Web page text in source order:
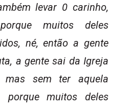
levar 0 carinho,
muitos deles
né, então a gente
a gente sai da Igreja
mas sem ter aquela
porque muitos deles